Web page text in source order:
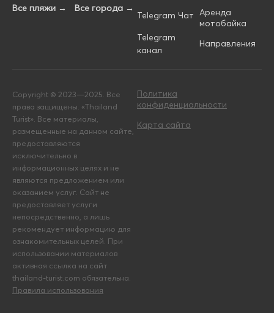
Все пляжи →
Все города →
Telegram Чат
Telegram
канал
Аренда
мотобайка
Направления
Copyright © 2023—2025. Все
права защищены. «Thailand
Turist». Все материалы,
размещенные на данном сайте,
предоставляются
исключительно в
информационных целях и не
являются предложением или
оказанием услуг. Сайт не
предоставляет услуги
непосредственно, а лишь
рекомендует информацию для
ознакомительных целей. При
использовании материалов
активная ссылка на сайт
thailand-turist.com обязательна.
Правила использования
Политика
конфиденциальности
Карта сайта